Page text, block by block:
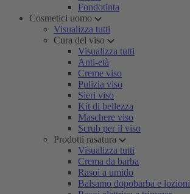
Fondotinta
Cosmetici uomo
Visualizza tutti
Cura del viso
Visualizza tutti
Anti-età
Creme viso
Pulizia viso
Sieri viso
Kit di bellezza
Maschere viso
Scrub per il viso
Prodotti rasatura
Visualizza tutti
Crema da barba
Rasoi a umido
Balsamo dopobarba e lozioni